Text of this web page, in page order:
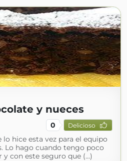
y nueces
0 Delicioso
hice esta vez para el equipo
Lo hago cuando tengo poco
con este seguro que (...)